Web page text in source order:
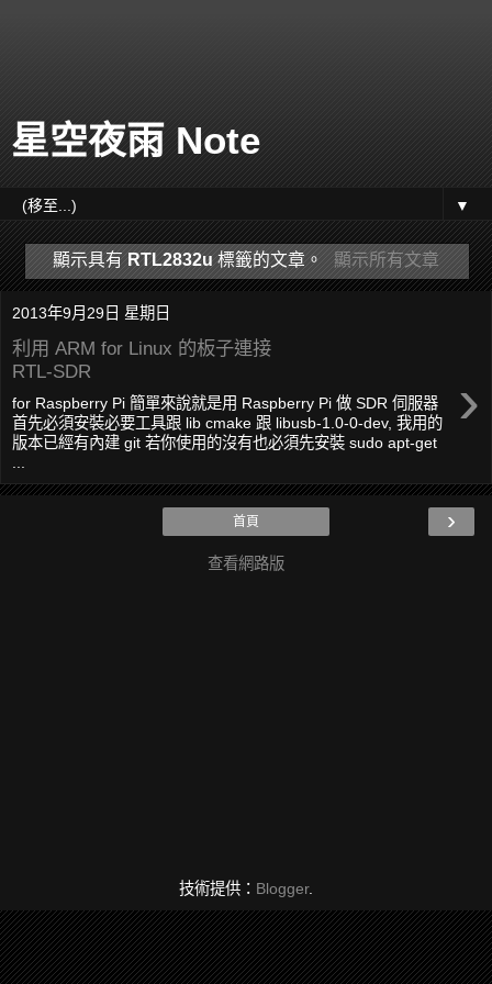
星空夜雨 Note
▼
顯示具有 RTL2832u 標籤的文章。 顯示所有文章
2013年9月29日 星期日
利用 ARM for Linux 的板子連接
RTL-SDR
›
for Raspberry Pi 簡單來說就是用 Raspberry Pi 做 SDR 伺服器
首先必須安裝必要工具跟 lib cmake 跟 libusb-1.0-0-dev, 我用的
版本已經有內建 git 若你使用的沒有也必須先安裝 sudo apt-get
›
首頁
查看網路版
技術提供： Blogger.